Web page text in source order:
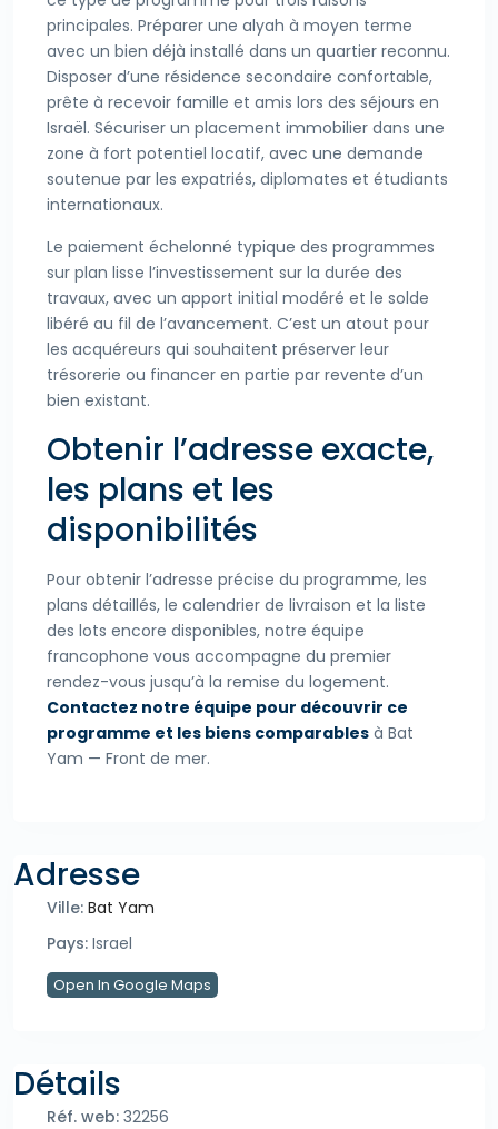
principales. Préparer une alyah à moyen terme
avec un bien déjà installé dans un quartier reconnu.
Disposer d’une résidence secondaire confortable,
prête à recevoir famille et amis lors des séjours en
Israël. Sécuriser un placement immobilier dans une
zone à fort potentiel locatif, avec une demande
soutenue par les expatriés, diplomates et étudiants
internationaux.
Le paiement échelonné typique des programmes
sur plan lisse l’investissement sur la durée des
travaux, avec un apport initial modéré et le solde
libéré au fil de l’avancement. C’est un atout pour
les acquéreurs qui souhaitent préserver leur
trésorerie ou financer en partie par revente d’un
bien existant.
Obtenir l’adresse exacte,
les plans et les
disponibilités
Pour obtenir l’adresse précise du programme, les
plans détaillés, le calendrier de livraison et la liste
des lots encore disponibles, notre équipe
francophone vous accompagne du premier
rendez-vous jusqu’à la remise du logement.
Contactez notre équipe pour découvrir ce
programme et les biens comparables à Bat
Yam — Front de mer.
Adresse
Ville: Bat Yam
Pays: Israel
Open In Google Maps
Détails
Réf. web: 32256